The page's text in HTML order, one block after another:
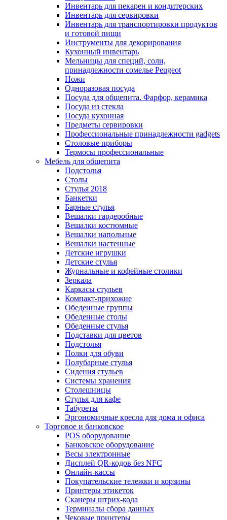
Инвентарь для пекарен и кондитерских
Инвентарь для сервировки
Инвентарь для транспортировки продуктов
и готовой пищи
Инструменты для декорирования
Кухонный инвентарь
Мельницы для специй, соли,
принадлежности сомелье Peugeot
Ножи
Одноразовая посуда
Посуда для общепита. Фарфор, керамика
Посуда из стекла
Посуда кухонная
Предметы сервировки
Профессиональные принадлежности gadgets
Столовые приборы
Термосы профессиональные
Мебель для общепита
Подстолья
Столы
Стулья 2018
Банкетки
Барные стулья
Вешалки гардеробные
Вешалки костюмные
Вешалки напольные
Вешалки настенные
Детские игрушки
Детские стулья
Журнальные и кофейные столики
Зеркала
Каркасы стульев
Компакт-прихожие
Обеденные группы
Обеденные столы
Обеденные стулья
Подставки для цветов
Подстолья
Полки для обуви
Полубарные стулья
Сидения стульев
Системы хранения
Столешницы
Стулья для кафе
Табуреты
Эргономичные кресла для дома и офиса
Торговое и банковское
POS оборудование
Банковское оборудование
Весы электронные
Дисплей QR-кодов без NFC
Онлайн-кассы
Покупательские тележки и корзины
Принтеры этикеток
Сканеры штрих-кода
Терминалы сбора данных
Чековые принтеры